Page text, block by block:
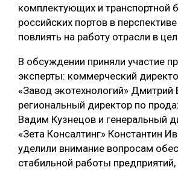
комплектующих и транспортной
российских портов в
повлиять на работу отрасли в
В обсуждении приняли участие
эксперты: коммерческий
«Завод экотехнологий» Дмитрий
региональный директор по
Вадим Кузнецов и генеральный
«Зета Консалтинг» Константин
уделили внимание вопросам
стабильной работы